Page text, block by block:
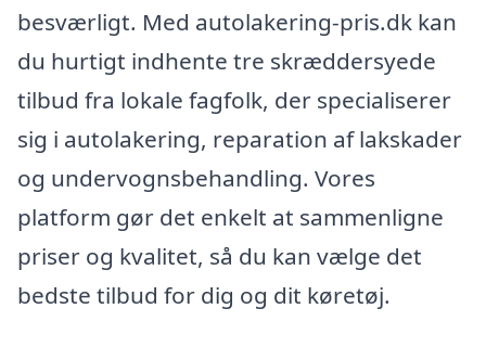
besværligt. Med autolakering-pris.dk kan
du hurtigt indhente tre skræddersyede
tilbud fra lokale fagfolk, der specialiserer
sig i autolakering, reparation af lakskader
og undervognsbehandling. Vores
platform gør det enkelt at sammenligne
priser og kvalitet, så du kan vælge det
bedste tilbud for dig og dit køretøj.